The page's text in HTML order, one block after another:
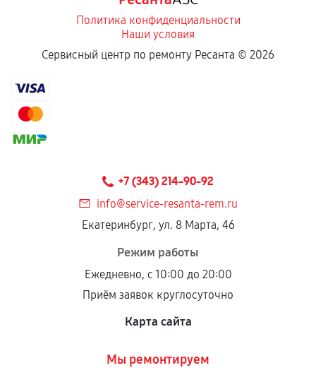
Политика конфиденциальности
Наши условия
Сервисный центр по ремонту Ресанта © 2026
+7 (343) 214-90-92
info@service-resanta-rem.ru
Екатеринбург, ул. 8 Марта, 46
Режим работы
Ежедневно, с 10:00 до 20:00
Приём заявок круглосуточно
Карта сайта
Мы ремонтируем